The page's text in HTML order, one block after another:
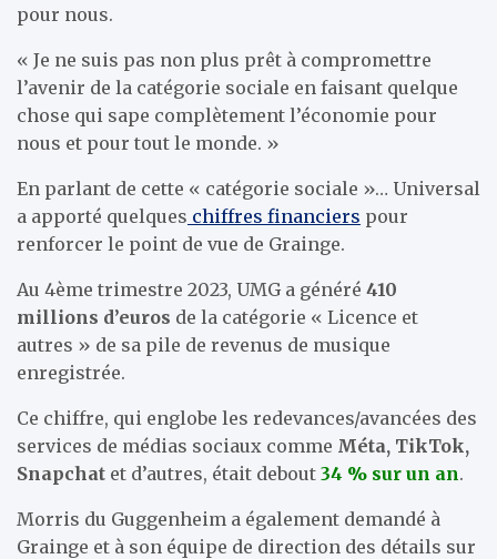
pour nous.
« Je ne suis pas non plus prêt à compromettre
l’avenir de la catégorie sociale en faisant quelque
chose qui sape complètement l’économie pour
nous et pour tout le monde. »
En parlant de cette « catégorie sociale »… Universal
a apporté quelques chiffres financiers pour
renforcer le point de vue de Grainge.
Au 4ème trimestre 2023, UMG a généré 410
millions d’euros de la catégorie « Licence et
autres » de sa pile de revenus de musique
enregistrée.
Ce chiffre, qui englobe les redevances/avancées des
services de médias sociaux comme Méta, TikTok,
Snapchat et d’autres, était debout 34 % sur un an.
Morris du Guggenheim a également demandé à
Grainge et à son équipe de direction des détails sur